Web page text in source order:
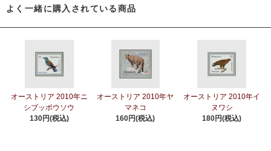
よく一緒に購入されている商品
オーストリア 2010年ニ
シブッポウソウ
130円(税込)
オーストリア 2010年ヤ
マネコ
160円(税込)
オーストリア 2010年イ
ヌワシ
180円(税込)